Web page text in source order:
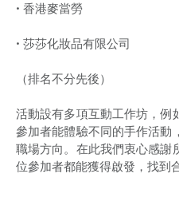
• 香港麥當勞
• 莎莎化妝品有限公司
（排名不分先後）
活動設有多項互動工作坊，例
參加者能體驗不同的手作活動
職場方向。在此我們衷心感謝
位參加者都能獲得啟發，找到